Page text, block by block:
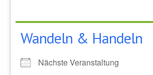
Wandeln & Handeln
Nächste Veranstaltung